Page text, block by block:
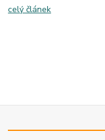
celý článek